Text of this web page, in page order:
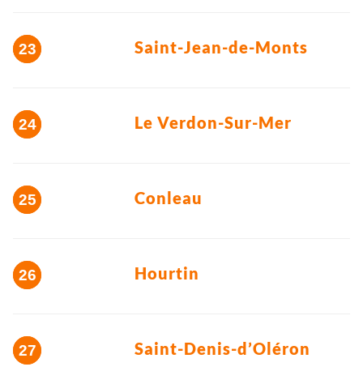
Saint-Jean-de-Monts
Le Verdon-Sur-Mer
Conleau
Hourtin
Saint-Denis-d’Oléron